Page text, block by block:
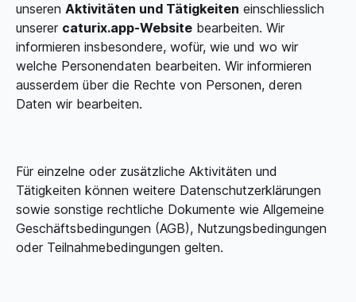
unseren Aktivitäten und Tätigkeiten einschliesslich
unserer caturix.app-Website bearbeiten. Wir
informieren insbesondere, wofür, wie und wo wir
welche Personendaten bearbeiten. Wir informieren
ausserdem über die Rechte von Personen, deren
Daten wir bearbeiten.
Für einzelne oder zusätzliche Aktivitäten und
Tätigkeiten können weitere Datenschutzerklärungen
sowie sonstige rechtliche Dokumente wie Allgemeine
Geschäfts­bedingungen (AGB), Nutzungsbedingungen
oder Teilnahmebedingungen gelten.